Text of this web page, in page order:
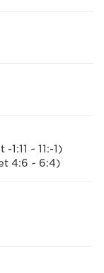
~ 11:-1)
4:6 ~ 6:4)